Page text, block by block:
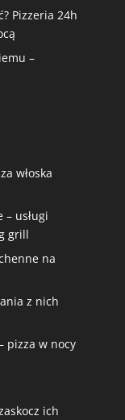
Pizzeria 24h
–
włoska
usługi
grill
na
z nich
pizza w nocy
ich